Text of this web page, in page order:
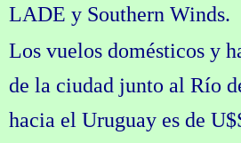
LADE y Southern Winds.
Los vuelos domésticos y
de la ciudad junto al Río
hacia el Uruguay es de